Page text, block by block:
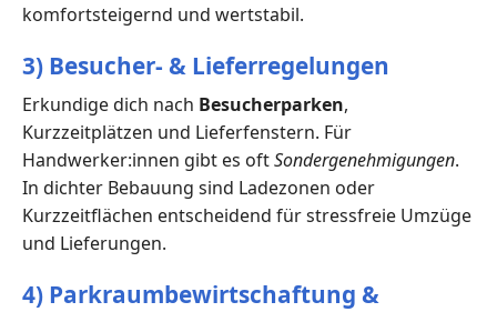
komfortsteigernd und wertstabil.
3) Besucher- & Lieferregelungen
Erkundige dich nach Besucherparken,
Kurzzeitplätzen und Lieferfenstern. Für
Handwerker:innen gibt es oftSondergenehmigungen.
In dichter Bebauung sind Ladezonen oder
Kurzzeitflächen entscheidend für stressfreie Umzüge
und Lieferungen.
4) Parkraumbewirtschaftung &